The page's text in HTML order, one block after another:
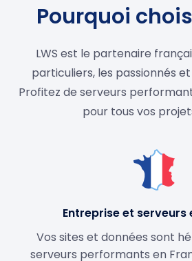
Pourquoi
LWS est le partenaire
particuliers, les passionnés
Profitez de serveurs
pour tous vos
Entreprise et serveurs
Vos sites et données sont
serveurs performants en